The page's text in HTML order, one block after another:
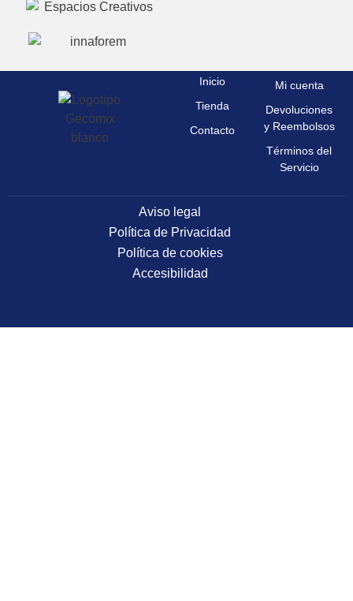
Inicio
Tienda
Contacto
Mi cuenta
Devoluciones
y Reembolsos
Términos del
Servicio
Aviso legal
Política de Privacidad
Política de cookies
Accesibilidad